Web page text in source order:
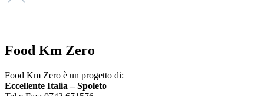
Food Km Zero
Food Km Zero è un progetto di:
Eccellente Italia – Spoleto